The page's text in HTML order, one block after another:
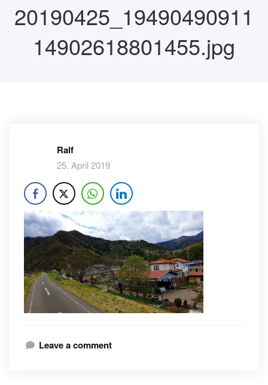
20190425_19490490911
14902618801455.jpg
Ralf
25. April 2019
Leave a comment